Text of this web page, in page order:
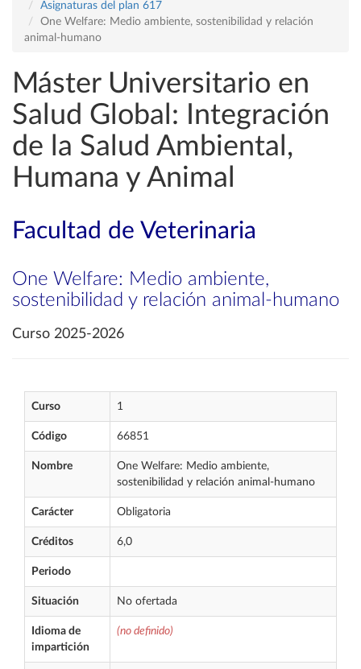
Asignaturas del plan 617
One Welfare: Medio ambiente, sostenibilidad y relación
animal-humano
Máster Universitario en
Salud Global: Integración
de la Salud Ambiental,
Humana y Animal
Facultad de Veterinaria
One Welfare: Medio ambiente,
sostenibilidad y relación animal-humano
Curso 2025-2026
Curso 1
Código 66851
Nombre
One Welfare: Medio ambiente,
sostenibilidad y relación animal-humano
Carácter Obligatoria
Créditos 6,0
Periodo
Situación No ofertada
Idioma de
impartición
(no definido)